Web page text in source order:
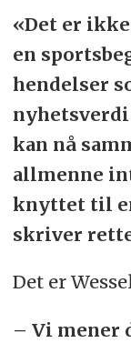
«Det er
en
hendelser
kan nå
allmenne
knyttet til
skriver
Det er
– Vi mener